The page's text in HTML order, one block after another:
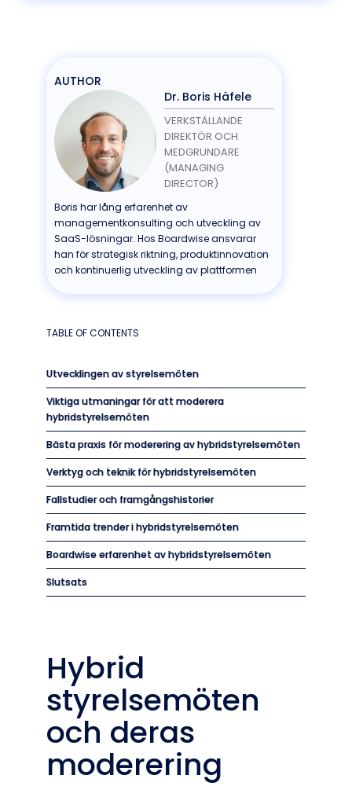
AUTHOR
Dr. Boris Häfele
VERKSTÄLLANDE
DIREKTÖR OCH
MEDGRUNDARE
(MANAGING
DIRECTOR)
Boris har lång erfarenhet av
managementkonsulting och utveckling av
SaaS-lösningar. Hos Boardwise ansvarar
han för strategisk riktning, produktinnovation
och kontinuerlig utveckling av plattformen
TABLE OF CONTENTS
Utvecklingen av styrelsemöten
Viktiga utmaningar för att moderera
hybridstyrelsemöten
Bästa praxis för moderering av hybridstyrelsemöten
Verktyg och teknik för hybridstyrelsemöten
Fallstudier och framgångshistorier
Framtida trender i hybridstyrelsemöten
Boardwise erfarenhet av hybridstyrelsemöten
Slutsats
Hybrid
styrelsemöten
och deras
moderering